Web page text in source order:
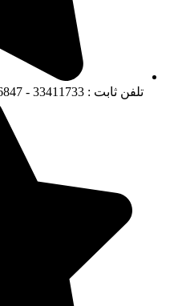
تلفن ثابت : 33411733 - 33416847 - 051